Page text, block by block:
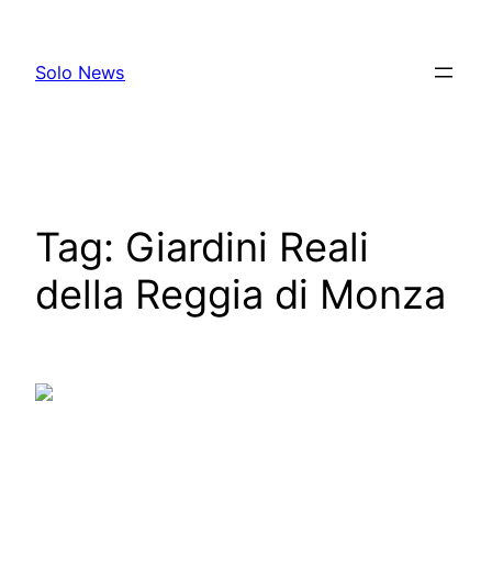
content
Solo News
Tag: Giardini Reali
della Reggia di Monza